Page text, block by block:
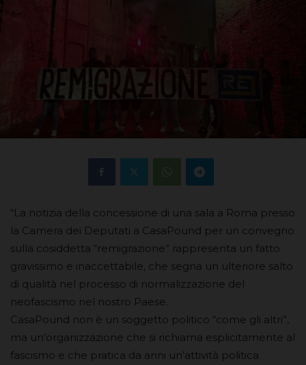
“La notizia della concessione di una sala a Roma presso
la Camera dei Deputati a CasaPound per un convegno
sulla cosiddetta “remigrazione” rappresenta un fatto
gravissimo e inaccettabile, che segna un ulteriore salto
di qualità nel processo di normalizzazione del
neofascismo nel nostro Paese.
CasaPound non è un soggetto politico “come gli altri”,
ma un’organizzazione che si richiama esplicitamente al
fascismo e che pratica da anni un’attività politica